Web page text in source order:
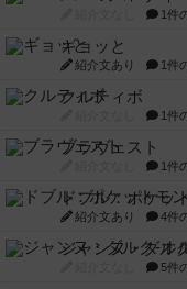
1件
ギョッと
紹介文あり 1件
クルティボ
1件
ブラヴェスト
1件
ドブル：ポケッ
紹介文あり 4件
ジャンヌ・ダル
5件